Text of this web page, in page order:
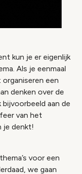
kun je er eigenlijk
Als je eenmaal
een
denken over de
aan de
van het
je denkt!
voor een
we gaan